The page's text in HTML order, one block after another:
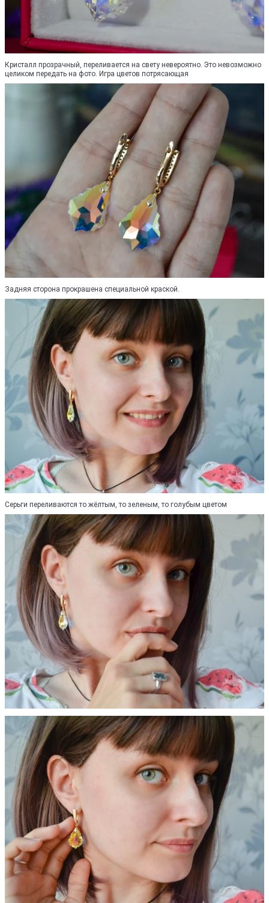
Кристалл прозрачный, переливается на свету невероятно. Это невозможно
целиком передать на фото. Игра цветов потрясающая
Задняя сторона прокрашена специальной краской.
Серьги переливаются то жёлтым, то зеленым, то голубым цветом